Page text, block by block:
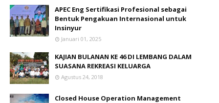
APEC Eng Sertifikasi Profesional sebagai
Bentuk Pengakuan Internasional untuk
Insinyur
Januari 01, 2025
KAJIAN BULANAN KE 46 DI LEMBANG DALAM
SUASANA REKREASI KELUARGA
Agustus 24, 2018
Closed House Operation Management